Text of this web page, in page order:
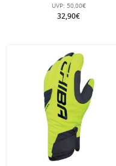
UVP: 50,00€
32,90€